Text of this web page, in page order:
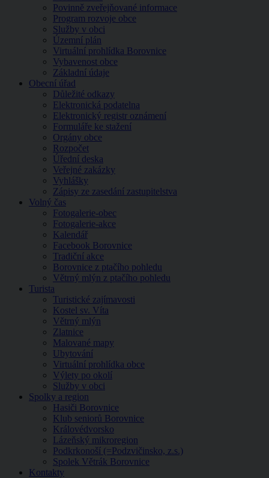
Povinně zveřejňované informace
Program rozvoje obce
Služby v obci
Územní plán
Virtuální prohlídka Borovnice
Vybavenost obce
Základní údaje
Obecní úřad
Důležité odkazy
Elektronická podatelna
Elektronický registr oznámení
Formuláře ke stažení
Orgány obce
Rozpočet
Úřední deska
Veřejné zakázky
Vyhlášky
Zápisy ze zasedání zastupitelstva
Volný čas
Fotogalerie-obec
Fotogalerie-akce
Kalendář
Facebook Borovnice
Tradiční akce
Borovnice z ptačího pohledu
Větrný mlýn z ptačího pohledu
Turista
Turistické zajímavosti
Kostel sv. Víta
Větrný mlýn
Zlatnice
Malované mapy
Ubytování
Virtuální prohlídka obce
Výlety po okolí
Služby v obci
Spolky a region
Hasiči Borovnice
Klub seniorů Borovnice
Královédvorsko
Lázeňský mikroregion
Podkrkonoší (=Podzvičinsko, z.s.)
Spolek Větrák Borovnice
Kontakty